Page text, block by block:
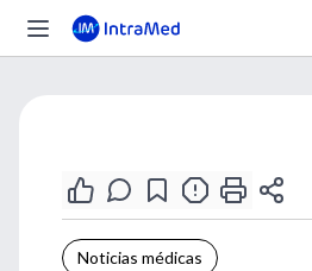
Noticias médicas